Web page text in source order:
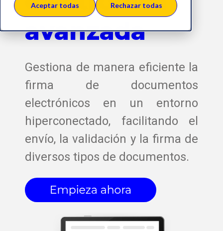
Aceptar todas Rechazar todas
avanzada
Gestiona de manera eficiente la
firma de documentos
electrónicos en un entorno
hiperconectado, facilitando el
envío, la validación y la firma de
diversos tipos de documentos.